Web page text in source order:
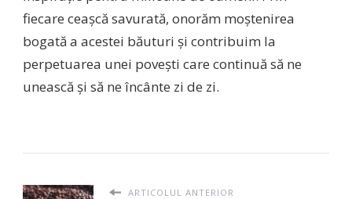
fiecare ceașcă savurată, onorăm moștenirea
bogată a acestei băuturi și contribuim la
perpetuarea unei povești care continuă să ne
unească și să ne încânte zi de zi.
ARTICOLUL ANTERIOR